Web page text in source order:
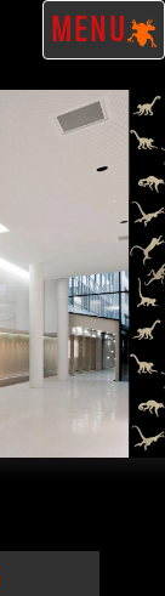
MENU